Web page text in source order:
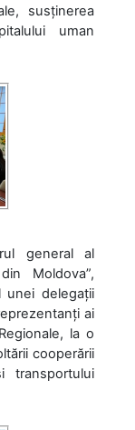
susținerea
uman
general al
Moldova”,
unei delegații
ai
la o
cooperării
transportului